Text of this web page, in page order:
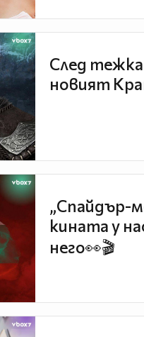
След
новият
„Спайдър-
кината у
него👀🎬